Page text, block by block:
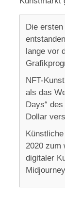
Die
lange vor
NFT-
als das
Days“
Dollar
2020 zum
digitaler